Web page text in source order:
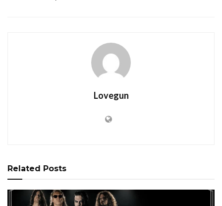
Lovegun
Related Posts